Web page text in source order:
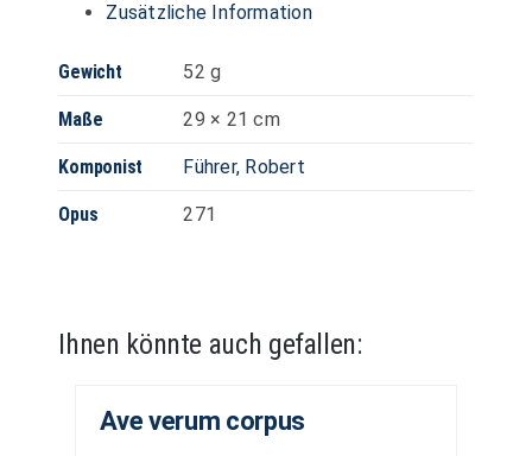
Zusätzliche Information
Gewicht 52 g
Maße 29 × 21 cm
Komponist Führer, Robert
Opus 271
Ihnen könnte auch gefallen:
Ave verum corpus